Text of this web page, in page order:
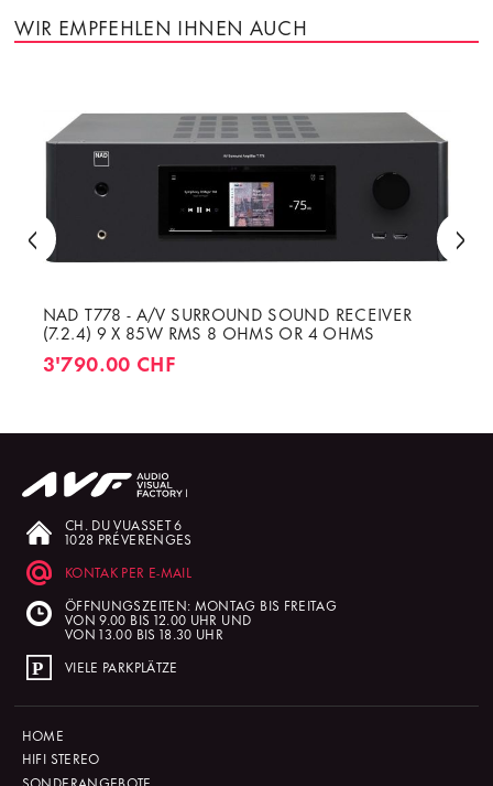
WIR EMPFEHLEN IHNEN AUCH
NAD T778 - A/V SURROUND SOUND RECEIVER
(7.2.4) 9 X 85W RMS 8 OHMS OR 4 OHMS
3'790.00 CHF
CH. DU VUASSET 6
1028 PRÉVERENGES
KONTAK PER E-MAIL
ÖFFNUNGSZEITEN: MONTAG BIS FREITAG
VON 9.00 BIS 12.00 UHR UND
VON 13.00 BIS 18.30 UHR
VIELE PARKPLÄTZE
HOME
HIFI STEREO